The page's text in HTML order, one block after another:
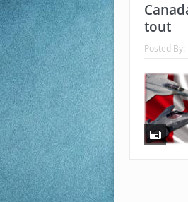
tout
Posted By: